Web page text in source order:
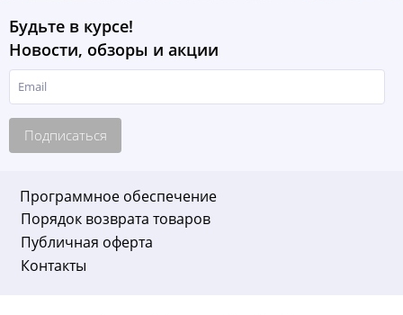
Будьте в курсе!
Новости, обзоры и акции
Подписаться
Программное обеспечение
Порядок возврата товаров
Публичная оферта
Контакты